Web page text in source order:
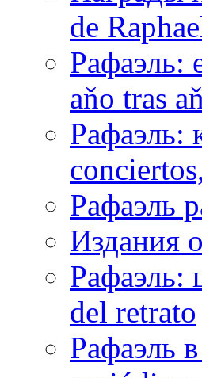
de
Рафаэль:
aňo tras
Рафаэль:
Рафаэль
Издания
Рафаэль:
del retrato
Рафаэль